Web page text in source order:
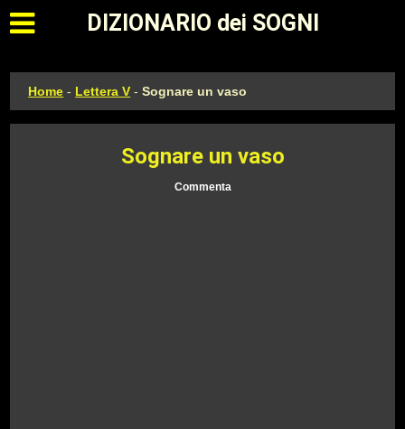
Apri il menu principale
DIZIONARIO dei SOGNI
Home - Lettera V -Sognare un vaso
Sognare un vaso
Commenta